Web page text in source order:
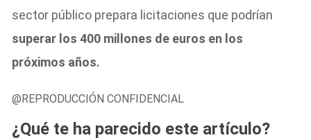
sector público prepara licitaciones que podrían
superar los 400 millones de euros en los
próximos años.
@REPRODUCCIÓN CONFIDENCIAL
¿Qué te ha parecido este artículo?